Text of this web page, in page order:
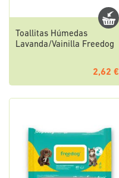
Toallitas Húmedas
Lavanda/Vainilla Freedog
2,62 €